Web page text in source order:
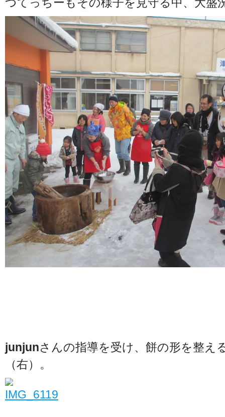
junjunさんの指導を受け、餅の形を整え
（右）。